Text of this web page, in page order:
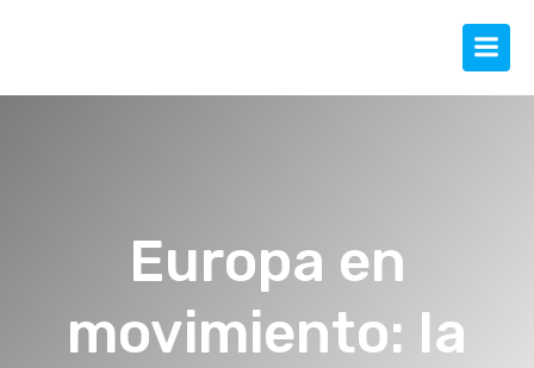
Europa en
movimiento: la